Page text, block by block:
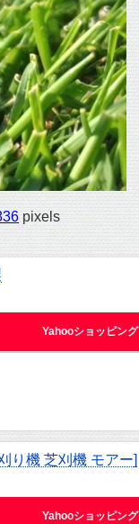
pixels
Yahooショッピング
り機 芝刈機 モアー]
Yahooショッピング